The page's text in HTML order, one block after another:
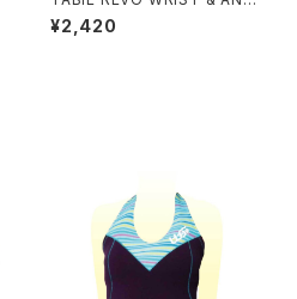
E BAND
¥2,420